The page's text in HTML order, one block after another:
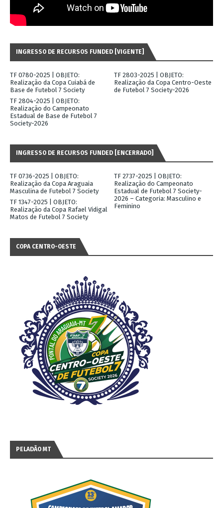
INGRESSO DE RECURSOS FUNDED [VIGENTE]
TF 0780-2025 | OBJETO:
Realização da Copa Cuiabá de
Base de Futebol 7 Society
TF 2803-2025 | OBJETO:
Realização da Copa Centro-Oeste
de Futebol 7 Society-2026
TF 2804-2025 | OBJETO:
Realização do Campeonato
Estadual de Base de Futebol 7
Society-2026
INGRESSO DE RECURSOS FUNDED [ENCERRADO]
TF 0736-2025 | OBJETO:
Realização da Copa Araguaia
Masculina de Futebol 7 Society
TF 2737-2025 | OBJETO:
Realização do Campeonato
Estadual de Futebol 7 Society-
2026 – Categoria: Masculino e
Feminino
TF 1347-2025 | OBJETO:
Realização da Copa Rafael Vidigal
Matos de Futebol 7 Society
COPA CENTRO-OESTE
PELADÃO MT